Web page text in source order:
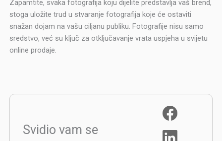
Zapamtite, svaka fotografija koju dijelite predstavlja vaš brend,
stoga uložite trud u stvaranje fotografija koje će ostaviti
snažan dojam na vašu ciljanu publiku. Fotografije nisu samo
sredstvo, već su ključ za otključavanje vrata uspjeha u svijetu
online prodaje.
Svidio vam se